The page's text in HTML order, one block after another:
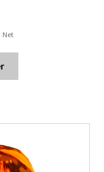
Current
Net